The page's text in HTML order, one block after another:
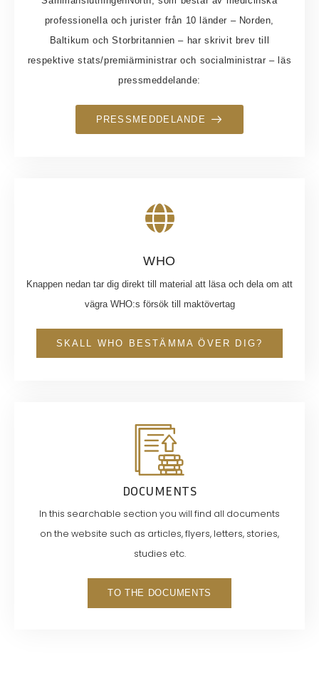
professionella och jurister från 10 länder – Norden,
Baltikum och Storbritannien – har skrivit brev till
respektive stats/premiärministrar och socialministrar – läs
pressmeddelande:
PRESSMEDDELANDE
WHO
Knappen nedan tar dig direkt till material att läsa och dela om att
vägra WHO:s försök till maktövertag
SKALL WHO BESTÄMMA ÖVER DIG?
sildénafil,
DOCUMENTS
In this searchable section you will find all documents
on the website such as articles, flyers, letters, stories,
studies etc.
TO THE DOCUMENTS